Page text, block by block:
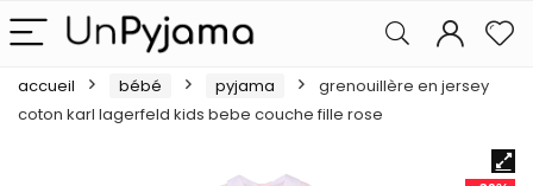
accueil bébé pyjama
grenouillère en jersey
coton karl lagerfeld kids bebe couche fille rose